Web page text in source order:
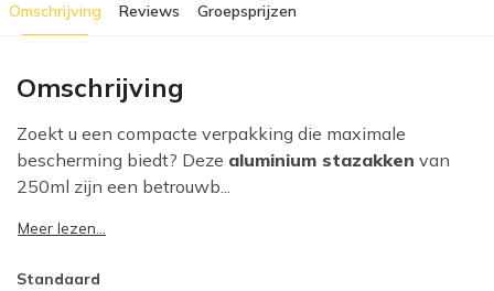
Omschrijving Reviews Groepsprijzen
Omschrijving
Zoekt u een compacte verpakking die maximale
bescherming biedt? Deze aluminium stazakken van
250ml zijn een betrouwb...
Meer lezen...
Standaard